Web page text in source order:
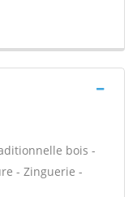
bois -
- Zinguerie -